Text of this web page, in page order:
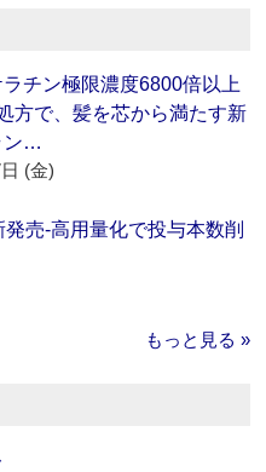
ラチン極限濃度6800倍以上
方で、髪を芯から満たす新
ン…
(金)
売‐高用量化で投与本数削
もっと見る »